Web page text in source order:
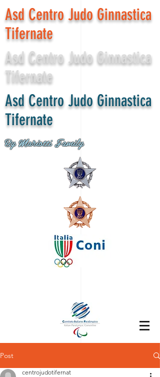
Asd Centro Judo Ginnastica
Tifernate
Asd Centro Judo Ginnastica
Tifernate
Asd Centro Judo Ginnastica
Tifernate
By Mariotti Family
Post
centrojudotifernat